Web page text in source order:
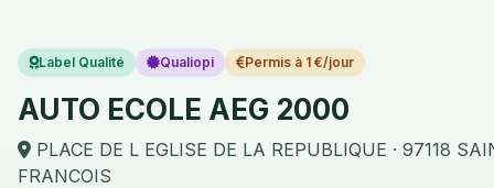
Label Qualité Qualiopi Permis à 1 €/jour
AUTO ECOLE AEG 2000
PLACE DE L EGLISE DE LA REPUBLIQUE · 97118
FRANCOIS